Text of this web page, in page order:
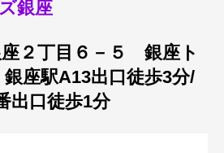
銀座
２丁目６－５ 銀座ト
座駅A13出口徒歩3分/
出口徒歩1分